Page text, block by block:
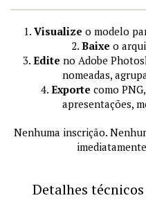
1. Visualize o modelo
2. Baixe o
3. Edite no Adobe
nomeadas,
4. Exporte como
apresentações,
Nenhuma inscrição.
Detalhes